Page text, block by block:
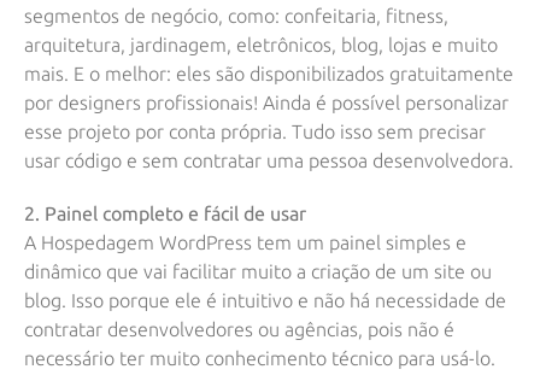
segmentos de negócio, como: confeitaria, fitness,
arquitetura, jardinagem, eletrônicos, blog, lojas e muito
mais. E o melhor: eles são disponibilizados gratuitamente
por designers profissionais! Ainda é possível personalizar
esse projeto por conta própria. Tudo isso sem precisar
usar código e sem contratar uma pessoa desenvolvedora.
2. Painel completo e fácil de usar
A Hospedagem WordPress tem um painel simples e
dinâmico que vai facilitar muito a criação de um site ou
blog. Isso porque ele é intuitivo e não há necessidade de
contratar desenvolvedores ou agências, pois não é
necessário ter muito conhecimento técnico para usá-lo.